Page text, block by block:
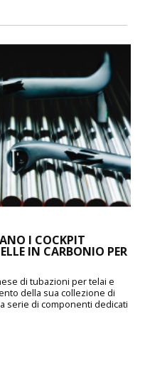
I COCKPIT
IN CARBONIO PER
di tubazioni per telai e
della sua collezione di
serie di componenti dedicati